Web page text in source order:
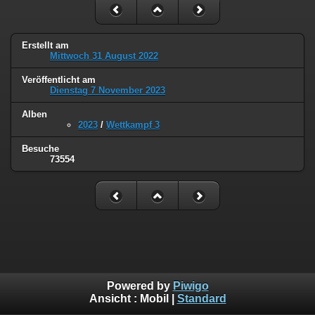
Erstellt am
Mittwoch 31 August 2022
Veröffentlicht am
Dienstag 7 November 2023
Alben
2023 / Wettkampf 3
Besuche
73554
Powered by Piwigo
Ansicht : Mobil Standard